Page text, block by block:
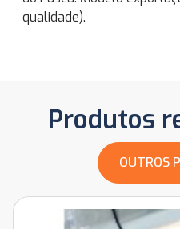
qualidade).
Produtos
OUTROS